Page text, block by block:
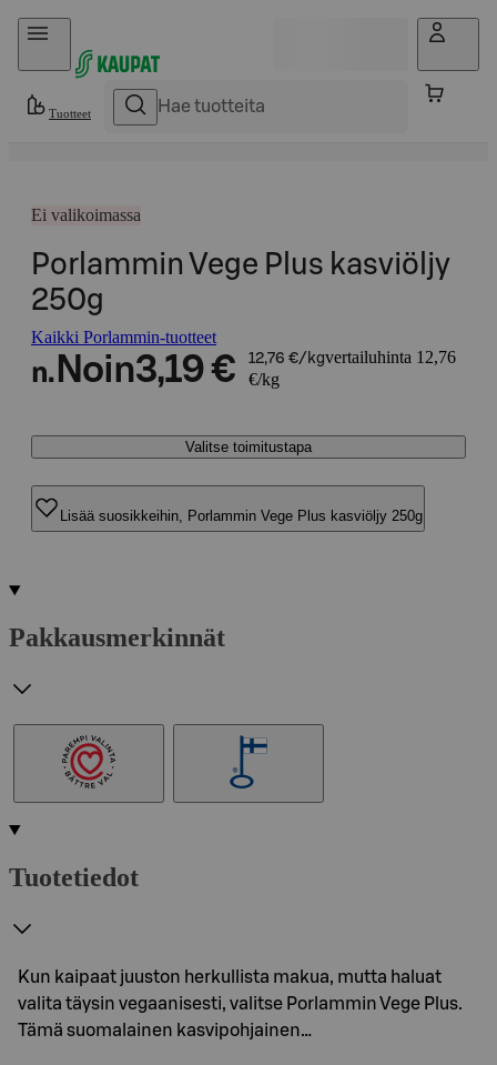
Hyppää sisältöön
Tuotteet
Ei valikoimassa
Porlammin Vege Plus kasviöljy
250g
Kaikki Porlammin-tuotteet
n. Noin3,19 € 12,76 €/kgvertailuhinta 12,76
€/kg
Valitse toimitustapa
Lisää suosikkeihin, Porlammin Vege Plus kasviöljy 250g
Pakkausmerkinnät
Tuotetiedot
Kun kaipaat juuston herkullista makua, mutta haluat
valita täysin vegaanisesti, valitse Porlammin Vege Plus.
Tämä suomalainen kasvipohjainen…